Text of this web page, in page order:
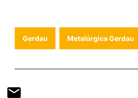
Gerdau Metalúrgica Gerdau